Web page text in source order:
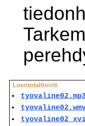
Luentotaltiointi